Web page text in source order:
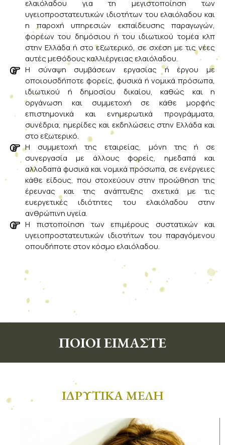
ελαιόλαδου για τη μεγιστοποίηση των
υγειοπροστατευτικών ιδιοτήτων του ελαιόλαδου και
η παροχή υπηρεσιών εκπαίδευσης παραγωγών,
φορέων του δημόσιου ή του ιδιωτικού τομέα κλπ
στην Ελλάδα ή στο εξωτερικό, σε σχέση με τις νέες
αυτές μεθόδους καλλιέργειας ελαιόλαδου.
Η σύναψη συμβάσεων εργασίας ή έργου με
οποιουσδήποτε φορείς, φυσικά ή νομικά πρόσωπα,
ιδιωτικού ή δημοσίου δικαίου, καθώς και η
οργάνωση και συμμετοχή σε κάθε μορφής
επιστημονικά και ενημερωτικά προγράμματα,
συνέδρια, ημερίδες και εκδηλώσεις στην Ελλάδα και
στο εξωτερικό.
Η συμμετοχή της εταιρείας, μόνη της ή σε
συνεργασία με άλλους φορείς, ημεδαπά και
αλλοδαπά φυσικά και νομικά πρόσωπα, σε ενέργειες
κάθε είδους, που στοχεύουν στην προώθηση της
έρευνας και της ανάπτυξης σχετικά με τις
ευεργετικές ιδιότητες του ελαιόλαδου στην
ανθρώπινη υγεία.
Η πιστοποίηση των επιμέρους συστατικών και
υγειοπροστατευτικών ιδιοτήτων του παραγόμενου
οπουδήποτε στον κόσμο ελαιόλαδου.
ΠΟΙΟΙ ΕΙΜΑΣΤΕ
ΙΔΡΥΤΙΚΑ ΜΕΛΗ